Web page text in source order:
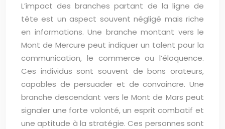
L’impact des branches partant de la ligne de
tête est un aspect souvent négligé mais riche
en informations. Une branche montant vers le
Mont de Mercure peut indiquer un talent pour la
communication, le commerce ou l’éloquence.
Ces individus sont souvent de bons orateurs,
capables de persuader et de convaincre. Une
branche descendant vers le Mont de Mars peut
signaler une forte volonté, un esprit combatif et
une aptitude à la stratégie. Ces personnes sont